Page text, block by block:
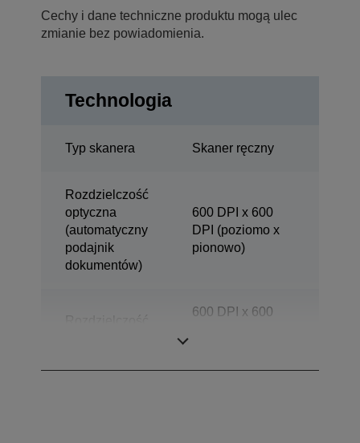
Cechy i dane techniczne produktu mogą ulec
zmianie bez powiadomienia.
Technologia
Typ skanera Skaner ręczny
Rozdzielczość
optyczna
(automatyczny
podajnik
dokumentów)
600 DPI x 600
DPI (poziomo x
pionowo)
600 DPI x 600